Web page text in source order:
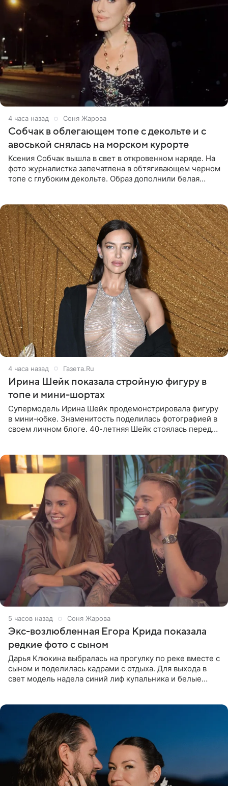
4 часа назад Соня Жарова
Собчак в облегающем топе с декольте и с
авоськой снялась на морском курорте
Ксения Собчак вышла в свет в откровенном наряде. На
фото журналистка запечатлена в обтягивающем черном
топе с глубоким декольте. Образ дополнили белая
4 часа назад Газета.Ru
Ирина Шейк показала стройную фигуру в
топе и мини-шортах
Супермодель Ирина Шейк продемонстрировала фигуру
в мини-юбке. Знаменитость поделилась фотографией в
своем личном блоге. 40-летняя Шейк стоялась перед
5 часов назад Соня Жарова
Экс-возлюбленная Егора Крида показала
редкие фото с сыном
Дарья Клюкина выбралась на прогулку по реке вместе с
сыном и поделилась кадрами с отдыха. Для выхода в
свет модель надела синий лиф купальника и белые